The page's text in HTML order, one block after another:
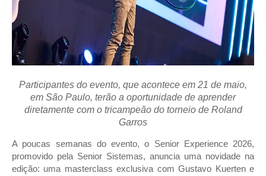
Participantes do evento, que acontece em 21 de maio,
em São Paulo, terão a oportunidade de aprender
diretamente com o tricampeão do torneio de Roland
Garros
A poucas semanas do evento, o Senior Experience 2026,
promovido pela Senior Sistemas, anuncia uma novidade na
edição: uma masterclass exclusiva com Gustavo Kuerten e